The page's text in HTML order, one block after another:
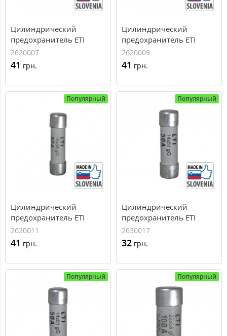
Цилиндрический
предохранитель ETI
серии CH10x38 gL/gG
(10А)
2620007
41 грн.
Цилиндрический
предохранитель ETI
серии CH10x38 gL/gG
(16А)
2620009
41 грн.
Популярный
Цилиндрический
предохранитель ETI
серии CH10x38 gL/gG
(20А)
2620011
41 грн.
Популярный
Цилиндрический
предохранитель ETI
серии CH14x51 gL/gG
(40А)
2630017
32 грн.
Популярный Популярный